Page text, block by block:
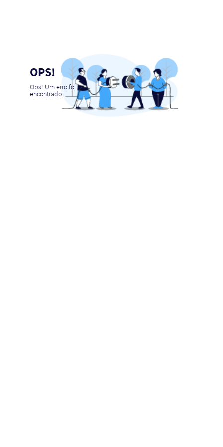
OPS!
Ops! Um erro foi
encontrado.